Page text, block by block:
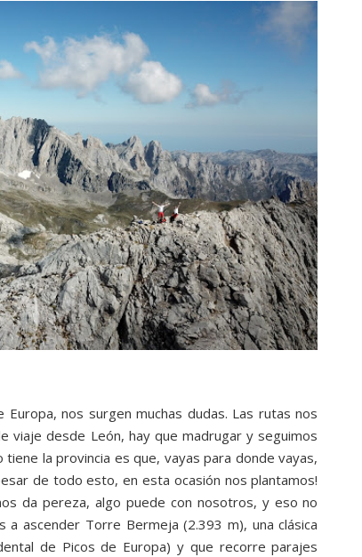
nos surgen muchas dudas. Las rutas nos
viaje desde León, hay que madrugar y seguimos
la provincia es que, vayas para donde vayas,
de todo esto, en esta ocasión nos plantamos!
da pereza, algo puede con nosotros, y eso no
ascender Torre Bermeja (2.393 m), una clásica
de Picos de Europa) y que recorre parajes